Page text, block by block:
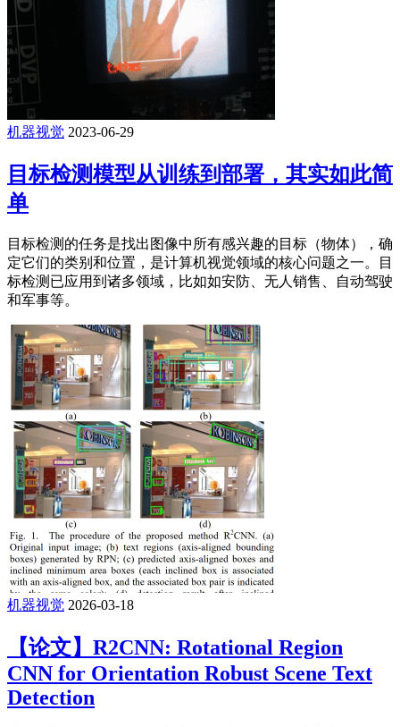
机器视觉 2023-06-29
目标检测模型从训练到部署，其实如此简
单
目标检测的任务是找出图像中所有感兴趣的目标（物体），确
定它们的类别和位置，是计算机视觉领域的核心问题之一。目
标检测已应用到诸多领域，比如如安防、无人销售、自动驾驶
和军事等。
机器视觉 2026-03-18
【论文】R2CNN: Rotational Region
CNN for Orientation Robust Scene Text
Detection